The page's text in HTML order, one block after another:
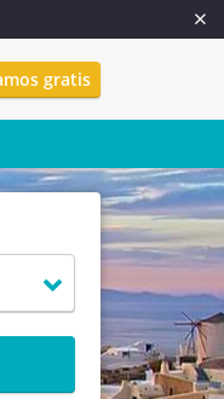
gratis